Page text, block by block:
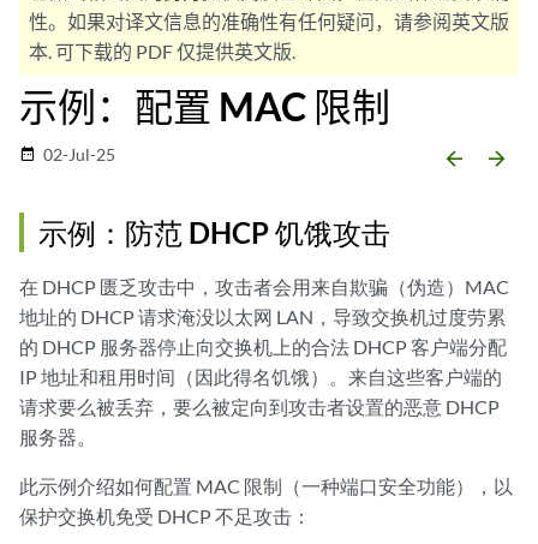
性。如果对译文信息的准确性有任何疑问，请参阅英文版
本. 可下载的 PDF 仅提供英文版.
示例：配置 MAC 限制
date_range 02-Jul-25 arrow_backward arrow_forward
示例：防范 DHCP 饥饿攻击
在 DHCP 匮乏攻击中，攻击者会用来自欺骗（伪造）MAC
地址的 DHCP 请求淹没以太网 LAN，导致交换机过度劳累
的 DHCP 服务器停止向交换机上的合法 DHCP 客户端分配
IP 地址和租用时间（因此得名饥饿）。来自这些客户端的
请求要么被丢弃，要么被定向到攻击者设置的恶意 DHCP
服务器。
此示例介绍如何配置 MAC 限制（一种端口安全功能），以
保护交换机免受 DHCP 不足攻击：